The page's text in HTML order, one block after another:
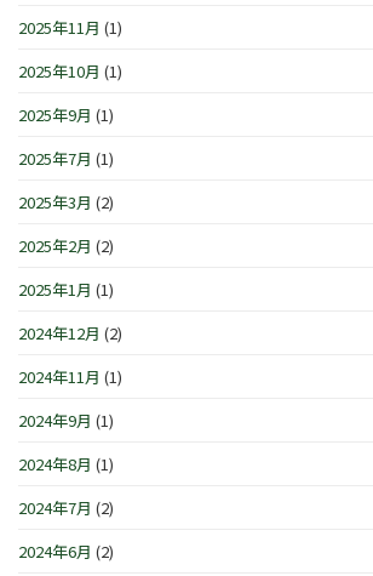
町』！！
は
2025年11月 (1)
2025年10月 (1)
2025年9月 (1)
2025年7月 (1)
2025年3月 (2)
2025年2月 (2)
2025年1月 (1)
2024年12月 (2)
2024年11月 (1)
2024年9月 (1)
2024年8月 (1)
2024年7月 (2)
2024年6月 (2)